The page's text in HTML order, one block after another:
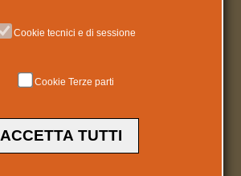
Cookie tecnici e di sessione
Cookie Terze parti
ACCETTA TUTTI